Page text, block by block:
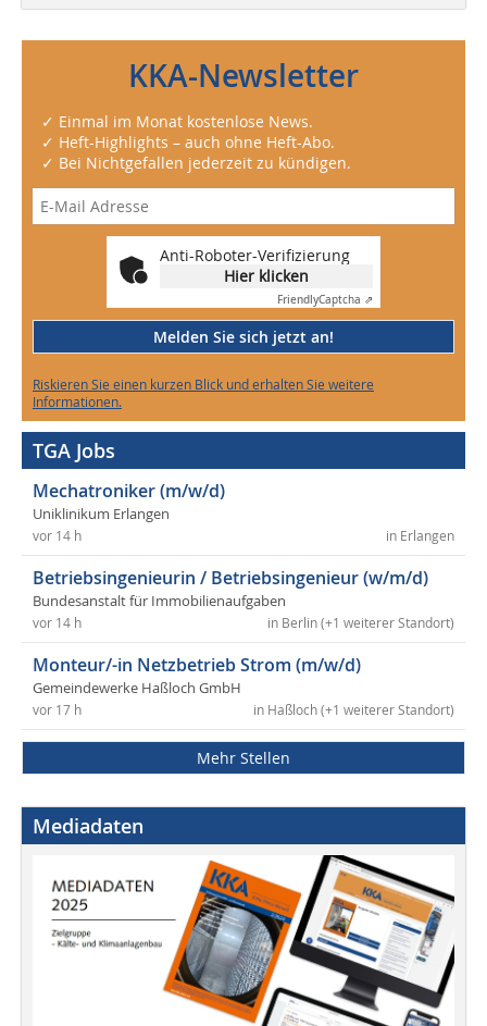
KKA-Newsletter
✓ Einmal im Monat kostenlose News.
✓ Heft-Highlights – auch ohne Heft-Abo.
✓ Bei Nichtgefallen jederzeit zu kündigen.
Anti-Roboter-Verifizierung
Hier klicken
FriendlyCaptcha ⇗
Melden Sie sich jetzt an!
Riskieren Sie einen kurzen Blick und erhalten Sie weitere
Informationen.
TGA Jobs
Mechatroniker (m/w/d)
Uniklinikum Erlangen
in Erlangen
vor 14 h
Betriebsingenieurin / Betriebsingenieur (w/m/d)
Bundesanstalt für Immobilienaufgaben
in Berlin (+1 weiterer Standort)
vor 14 h
Monteur/-in Netzbetrieb Strom (m/w/d)
Gemeindewerke Haßloch GmbH
in Haßloch (+1 weiterer Standort)
vor 17 h
Mehr Stellen
Mediadaten